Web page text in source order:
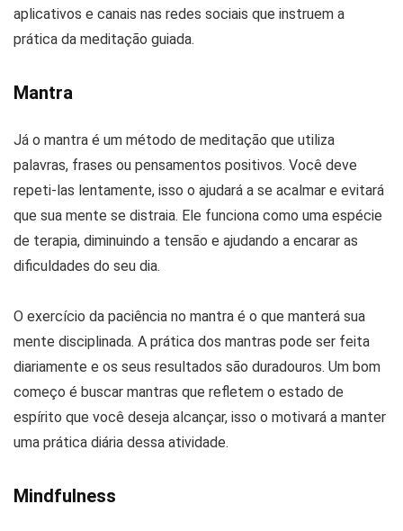
aplicativos e canais nas redes sociais que instruem a
prática da meditação guiada.
Mantra
Já o mantra é um método de meditação que utiliza
palavras, frases ou pensamentos positivos. Você deve
repeti-las lentamente, isso o ajudará a se acalmar e evitará
que sua mente se distraia. Ele funciona como uma espécie
de terapia, diminuindo a tensão e ajudando a encarar as
dificuldades do seu dia.
O exercício da paciência no mantra é o que manterá sua
mente disciplinada. A prática dos mantras pode ser feita
diariamente e os seus resultados são duradouros. Um bom
começo é buscar mantras que refletem o estado de
espírito que você deseja alcançar, isso o motivará a manter
uma prática diária dessa atividade.
Mindfulness